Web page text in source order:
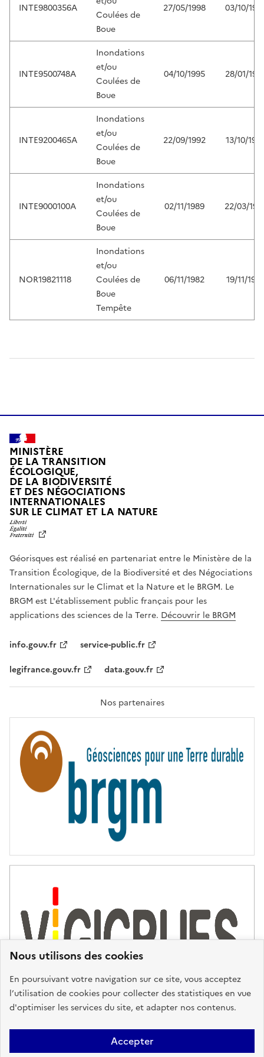
Nous utilisons des cookies
En poursuivant votre navigation sur ce site, vous acceptez
l’utilisation de cookies pour collecter des statistiques en vue
d'optimiser les services du site, et adapter nos contenus.
Accepter
INTE9800356A
Coulées de
Boue
27/05/1998 03/10/
INTE9500748A
Inondations
et/ou
Coulées de
Boue
04/10/1995 28/01/
INTE9200465A
Inondations
et/ou
Coulées de
Boue
22/09/1992 13/10/
INTE9000100A
Inondations
et/ou
Coulées de
Boue
02/11/1989 22/03/
NOR19821118
Inondations
et/ou
Coulées de
Boue
Tempête
06/11/1982 19/11/
MINISTÈRE
DE LA TRANSITION
ÉCOLOGIQUE,
DE LA BIODIVERSITÉ
ET DES NÉGOCIATIONS
INTERNATIONALES
SUR LE CLIMAT ET LA NATUREL
T
É
,
É
G
A
L
F
A
T
R
T
É
Géorisques est réalisé en partenariat entre le Ministère de la
Transition Écologique, de la Biodiversité et des Négociations
Internationales sur le Climat et la Nature et le BRGM. Le
BRGM est L'établissement public français pour les
applications des sciences de la Terre. Découvrir le BRGM
info.gouv.fr
service-public.fr
legifrance.gouv.fr
data.gouv.fr
Nos partenaires
Plan du site Accessibilité : partiellement conforme
Mentions
Légales
Données personnelles Gestion des cookies FAQ